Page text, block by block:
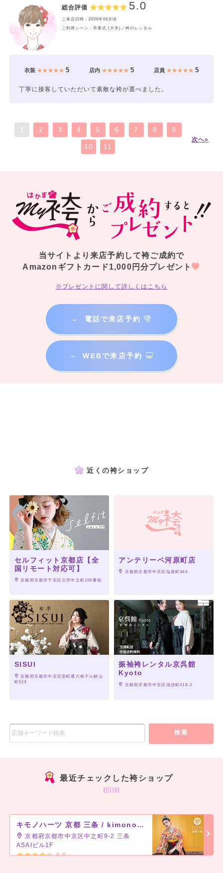
総合評価 5.0
ご来店日時：2026年06月頃
ご利用シーン：卒業式 (大学)／袴のレンタル
衣装★★★★★ 5 店内★★★★★ 5 店員 ★★★★★5
丁寧に接客していただいて素敵な袴が選べました。
2 3 4 5 6 7 8 9
10 11
次へ»
当サイトより来店予約して袴ご成約で
Amazonギフトカード1,000円分プレゼント
※プレゼントに関して詳しくはこちら
→ 電話で来店予約
→ WEBで来店予約
近くの袴ショップ
セルフィット京都店【全
国リモート対応可】
京都府京都市下京区立売中之町106番地
アンテリーベ河原町店
京都府京都市中京区塩屋町344
SISUI
京都府京都市中京区室町通六角下ル鯉山
町513
振袖袴レンタル京呉館
Kyoto
京都府京都市中京区池須町419-2
検索
最近チェックした袴ショップ
history
キモノハーツ 京都 三条 / kimono hearts Kyoto sanjo
京都府京都市中京区中之町9-2 三条
ASAIビル1F
4.8